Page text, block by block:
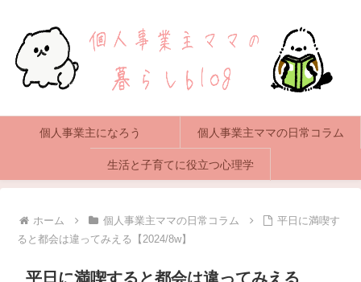
個人事業主になろう 個人事業主ママの日常コラム
生活と子育てに役立つ心理学
ホーム 個人事業主ママの日常コラム
平日に満喫す
ると都会は違ってみえる【2024/8w】
平日に満喫すると都会は違ってみえる